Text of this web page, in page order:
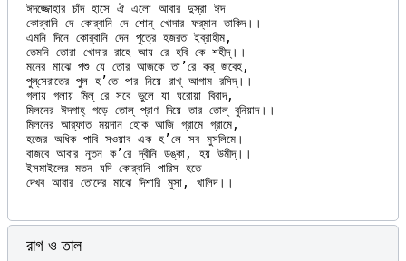
ঈদজ্জোহার চাঁদ হাসে ঐ এলো আবার দুস্‌রা ঈদ
কোর্‌বানি দে কোর্‌বানি দে শোন্‌ খোদার ফর্‌মান তাকিদ।।
এমনি দিনে কোর্‌বানি দেন পুত্রে হজরত ইব্‌রাহীম,
তেমনি তোরা খোদার রাহে আয় রে হবি কে শহীদ্।।
মনের মাঝে পশু যে তোর আজকে তা’রে কর্ জবেহ,
পুল্‌সেরাতের পুল হ’তে পার নিয়ে রাখ্ আগাম রসিদ্।।
গলায় গলায় মিল্ রে সবে ভুলে যা ঘরোয়া বিবাদ,
মিলনের ঈদগাহ্‌ গড়ে তোল্‌ প্রাণ দিয়ে তার তোল্‌ বুনিয়াদ।।
মিলনের আর্‌ফাত ময়দান হোক আজি গ্রামে গ্রামে,
হজের অধিক পাবি সওয়াব এক হ’লে সব মুসলিমে।
বাজবে আবার নূতন ক’রে দ্বীনি ডঙ্কা, হয় উমীদ্।।
ইসমাইলের মতন যদি কোর্‌বানি পারিস হতে
রাগ ও তাল